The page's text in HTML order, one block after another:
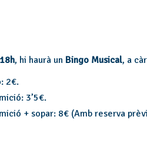
18h, hi haurà un Bingo Musical, a
2€.
3’5€.
+ sopar: 8€ (Amb reserva